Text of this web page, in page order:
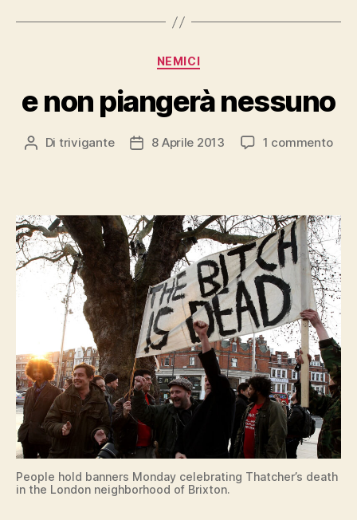
Categorie
NEMICI
e non piangerà nessuno
Autore
Di trivigante
Data8 Aprile 2013 1 commentosu
People hold banners Monday celebrating Thatcher’s death
in the London neighborhood of Brixton.